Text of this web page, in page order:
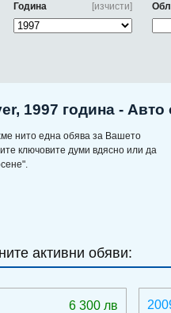
[изчисти]
Година
1997 година -
нито една обява за Вашето
ключовите думи вдясно или да
активни обяви:
6 300 лв